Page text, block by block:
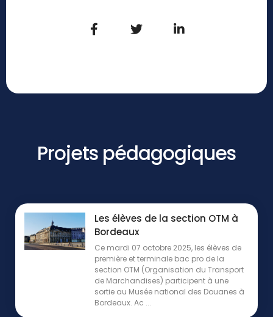
Projets pédagogiques
Les élèves de la section OTM à
Bordeaux
Ce mardi 07 octobre 2025, les élèves de
première et terminale bac pro de la
section OTM (Organisation du Transport
de Marchandises) participent à une
sortie au Musée national des Douanes à
Bordeaux. Ac ...